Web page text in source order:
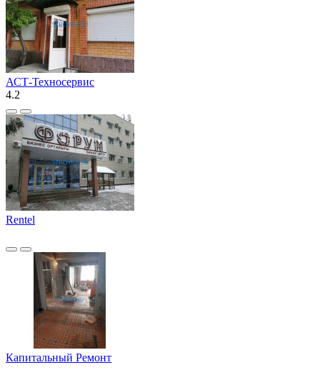
АСТ-Техносервис
4.2
Rentel
Капитальный Ремонт